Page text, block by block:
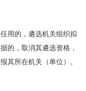
用的，遴选机关组织拟
的，取消其遴选资格，
其所在机关（单位）。